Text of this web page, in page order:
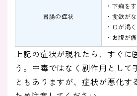
胃腸の症状
・下痢を
・食欲が
・口が渇く
・お腹が
上記の症状が現れたら、すぐに
う。中毒ではなく副作用として
ともありますが、症状が悪化す